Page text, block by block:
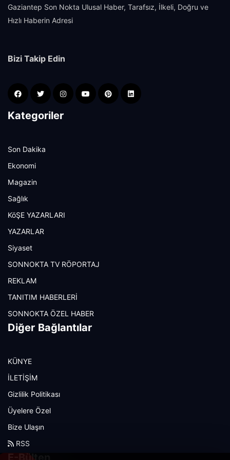
Gaziantep Son Nokta Ulusal Haber, Tarafsız, İlkeli, Doğru ve
Hızlı Haberin Adresi
Bizi Takip Edin
Kategoriler
Son Dakika
Ekonomi
Magazin
Sağlık
KöŞE YAZARLARI
YAZARLAR
Siyaset
SONNOKTA TV RÖPORTAJ
REKLAM
TANITIM HABERLERİ
SONNOKTA ÖZEL HABER
Diğer Bağlantılar
KÜNYE
İLETİŞİM
Gizlilik Politikası
Üyelere Özel
Bize Ulaşın
RSS
E-Bülten